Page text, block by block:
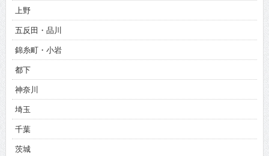
上野
五反田・品川
錦糸町・小岩
都下
神奈川
埼玉
千葉
茨城